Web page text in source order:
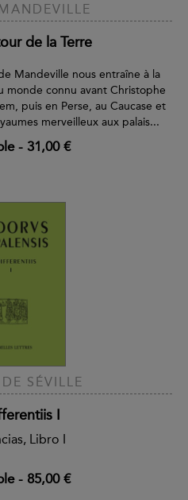
de la Terre
Mandeville nous entraîne à la
connu avant Christophe
puis en Perse, au Caucase et
merveilleux aux palais...
- 31,00 €
SÉVILLE
I
Libro I
- 85,00 €